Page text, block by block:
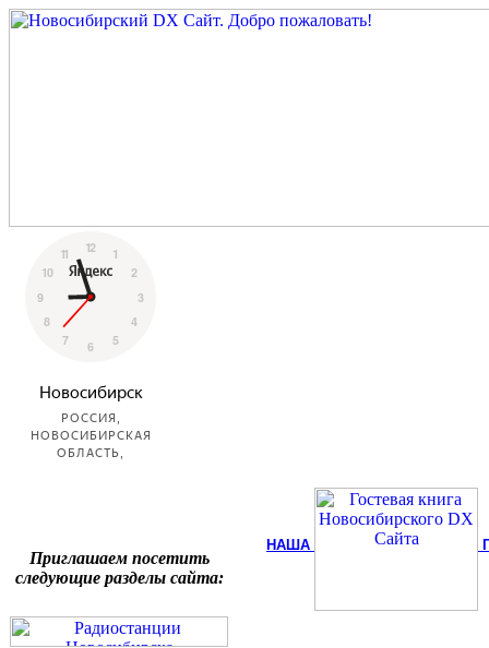
Приглашаем посетить
следующие разделы сайта:
НАША